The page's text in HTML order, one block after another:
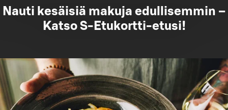
Nauti kesäisiä makuja edullisemmin –
Katso S-Etukortti-etusi!